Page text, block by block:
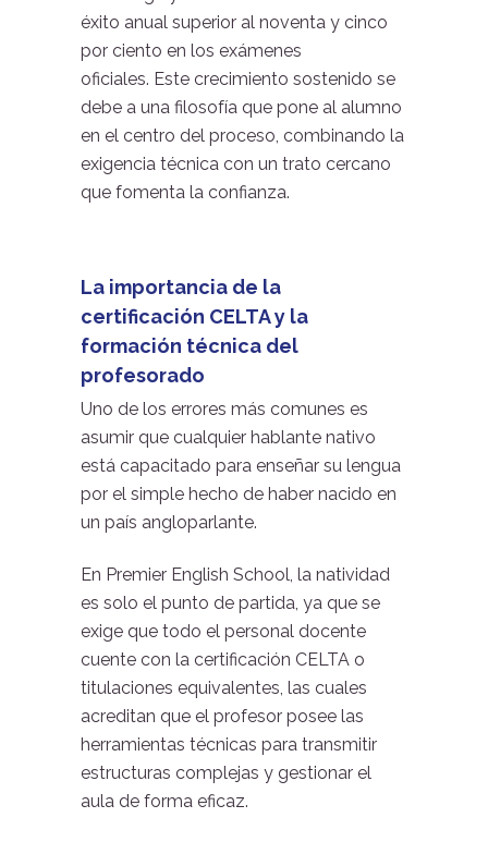
éxito anual superior al noventa y cinco
por ciento en los exámenes
oficiales. Este crecimiento sostenido se
debe a una filosofía que pone al alumno
en el centro del proceso, combinando la
exigencia técnica con un trato cercano
que fomenta la confianza.
La importancia de la
certificación CELTA y la
formación técnica del
profesorado
Uno de los errores más comunes es
asumir que cualquier hablante nativo
está capacitado para enseñar su lengua
por el simple hecho de haber nacido en
un país angloparlante.
En Premier English School, la natividad
es solo el punto de partida, ya que se
exige que todo el personal docente
cuente con la certificación CELTA o
titulaciones equivalentes, las cuales
acreditan que el profesor posee las
herramientas técnicas para transmitir
estructuras complejas y gestionar el
aula de forma eficaz.